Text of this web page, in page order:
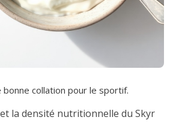
bonne collation pour le sportif.
la densité nutritionnelle du Skyr